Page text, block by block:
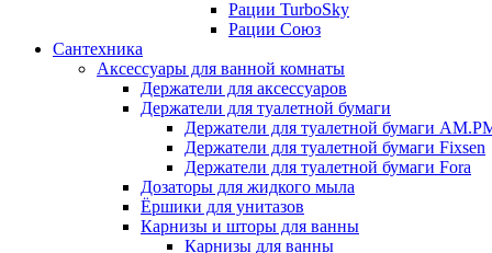
Рации TurboSky
Рации Союз
Сантехника
Аксессуары для ванной комнаты
Держатели для аксессуаров
Держатели для туалетной бумаги
Держатели для туалетной бумаги
Держатели для туалетной бумаги Fixsen
Держатели для туалетной бумаги Fora
Дозаторы для жидкого мыла
Ёршики для унитазов
Карнизы и шторы для ванны
Карнизы для ванны